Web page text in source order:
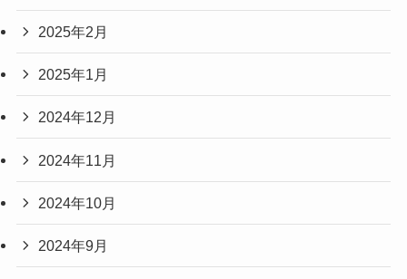
2025年2月
2025年1月
2024年12月
2024年11月
2024年10月
2024年9月